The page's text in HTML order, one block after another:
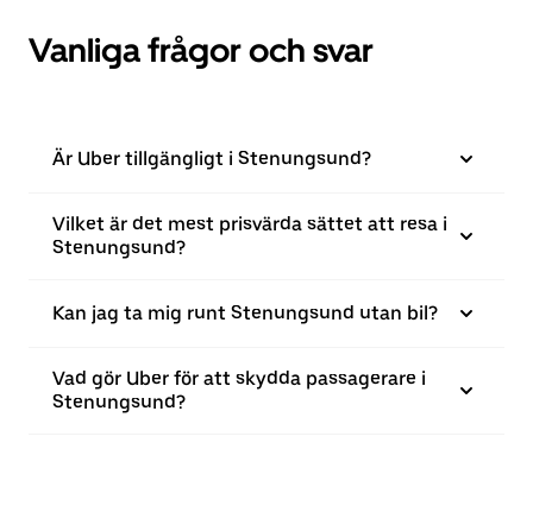
Vanliga frågor och svar
Är Uber tillgängligt i Stenungsund?
Vilket är det mest prisvärda sättet att resa i
Stenungsund?
Kan jag ta mig runt Stenungsund utan bil?
Vad gör Uber för att skydda passagerare i
Stenungsund?